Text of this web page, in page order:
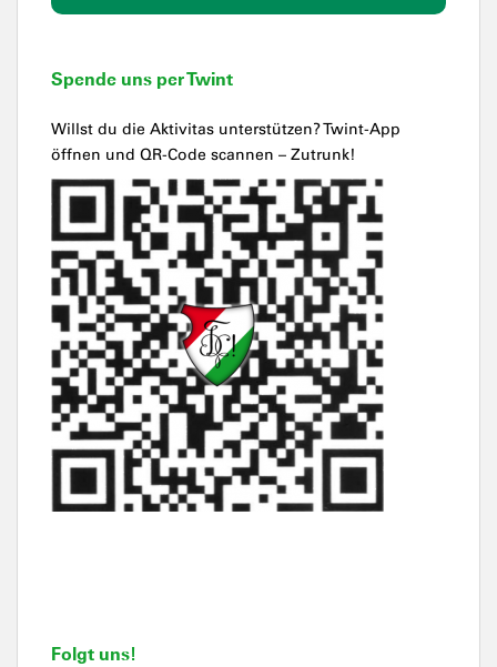
Spende uns per Twint
Willst du die Aktivitas unterstützen? Twint-App
öffnen und QR-Code scannen – Zutrunk!
Folgt uns!